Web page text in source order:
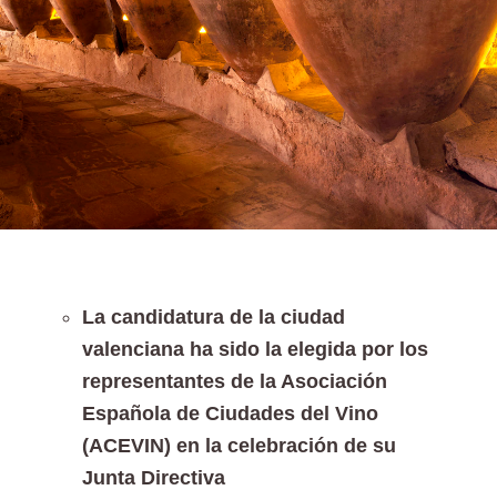
La candidatura de la ciudad
valenciana ha sido la elegida por los
representantes de la Asociación
Española de Ciudades del Vino
(ACEVIN) en la celebración de su
Junta Directiva